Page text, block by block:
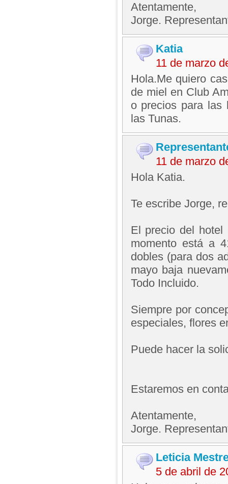
Atentamente,
Jorge.
Katia
11 de marzo
Hola.Me quiero
de miel en Club
o precios para las
las Tunas.
11 de marzo
Hola Katia.
Te escribe Jorge,
El precio del
momento está a
dobles (para dos
mayo baja
Todo Incluido.
Siempre por
especiales, flores
Puede hacer la
Estaremos en
Atentamente,
Jorge.
Leticia
5 de abril de